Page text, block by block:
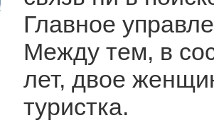
Главное
Между тем, в
лет, двое
туристка.